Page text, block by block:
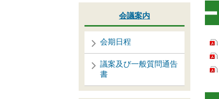
会議案内
会期日程
議案及び一般質問通告
書